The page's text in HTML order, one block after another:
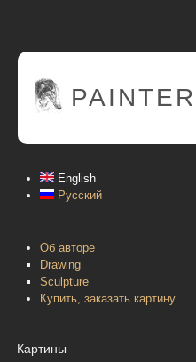
PAINTER
English
Русский
Об авторе
Drawing
Sculpture
Купить, заказать картину
Картины